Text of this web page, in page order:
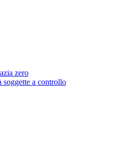
zero
soggette a controllo